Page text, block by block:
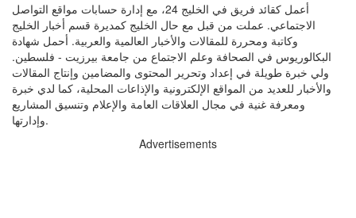
أعمل كقائد فريق في الخليج 24، مع إدارة حسابات مواقع التواصل
الاجتماعي. عملت من قبل مع حال الخليج كمديرة قسم أخبار الخليج
وكاتبة ومحررة للمقالات والأخبار العالمية والعربية. أحمل شهادة
البكالوريوس في الصحافة وعلم الاجتماع من جامعة بيرزيت - فلسطين.
ولي خبرة طويلة في إعداد وتحرير المحتوى والمضامين وإنتاج المقالات
والأخبار للعديد من المواقع الإلكترونية والإذاعات المحلية، كما لدي خبرة
ومعرفة غنية في مجال العلاقات العامة والإعلام وتنسيق المشاريع
وإدارتها.
Advertisements